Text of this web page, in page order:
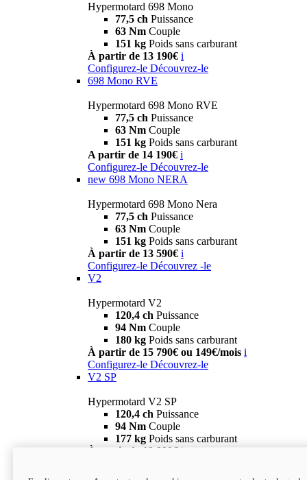
Hypermotard 698 Mono
77,5 ch Puissance
63 Nm Couple
151 kg Poids sans carburant
À partir de 13 190€ i
Configurez-le Découvrez-le
698 Mono RVE
Hypermotard 698 Mono RVE
77,5 ch Puissance
63 Nm Couple
151 kg Poids sans carburant
A partir de 14 190€ i
Configurez-le Découvrez-le
new 698 Mono NERA
Hypermotard 698 Mono Nera
77,5 ch Puissance
63 Nm Couple
151 kg Poids sans carburant
À partir de 13 590€ i
Configurez-le Découvrez -le
V2
Hypermotard V2
120,4 ch Puissance
94 Nm Couple
180 kg Poids sans carburant
À partir de 15 790€ ou 149€/mois i
Configurez-le Découvrez-le
V2 SP
Hypermotard V2 SP
120,4 ch Puissance
94 Nm Couple
177 kg Poids sans carburant
À partir de 19 990€ i
new
V2 SP 100